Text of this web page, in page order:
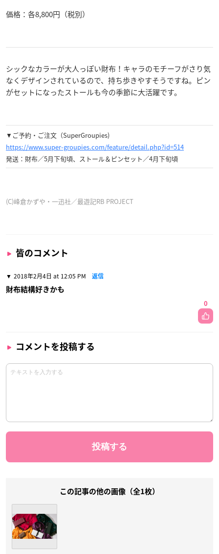
価格：各8,800円（税別）
シックなカラーが大人っぽい財布！キャラのモチーフがさり気
なくデザインされているので、持ち歩きやすそうですね。ピン
がセットになったストールも今の季節に大活躍です。
▼ご予約・ご注文（SuperGroupies)
https://www.super-groupies.com/feature/detail.php?id=514
発送：財布／5月下旬頃、ストール＆ピンセット／4月下旬頃
(C)峰倉かずや・一迅社／最遊記RB PROJECT
皆のコメント
2018年2月4日 at 12:05 PM 返信
財布結構好きかも
0
コメントを投稿する
この記事の他の画像（全1枚）